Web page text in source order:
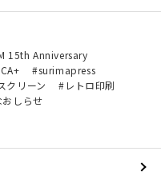
15th Anniversary
surimapress
クリーン
レトロ印刷
おしらせ